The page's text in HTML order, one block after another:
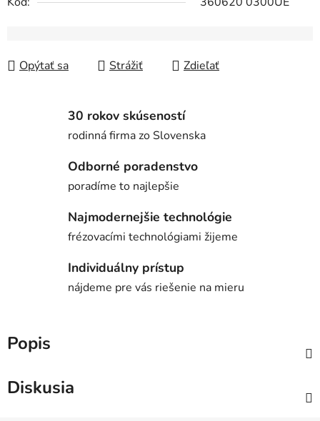
Opýtať sa Strážiť Zdieľať
30 rokov skúseností
rodinná firma zo Slovenska
Odborné poradenstvo
poradíme to najlepšie
Najmodernejšie technológie
frézovacími technológiami žijeme
Individuálny prístup
nájdeme pre vás riešenie na mieru
Popis
Diskusia